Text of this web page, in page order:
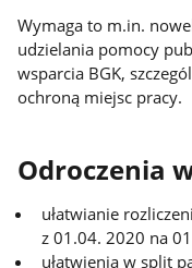
Wymaga to m.in.
udzielania pomocy
wsparcia BGK,
ochroną miejsc pracy.
Odroczenia
ułatwianie
z 01.04. 2020 na
ułatwienia w split